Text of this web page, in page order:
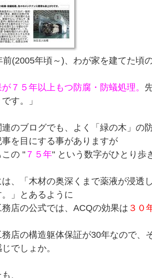
前(2005年頃～)、わが家を建てた頃
７５年以上もつ防腐・防蟻処理。
です。」
のブログでも、よく「緑の木」の
事を目にする事がありますが
この "７５年" という数字がひとり歩
、「木材の奥深くまで薬液が浸透
。」とあるように
店の公式では、ACQの効果は ３０
店の構造躯体保証が30年なので、
でしょか。
、